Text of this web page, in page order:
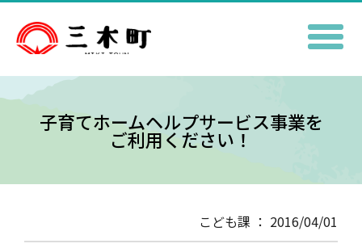
子育てホームヘルプサービス事業を
ご利用ください！
こども課 ： 2016/04/01